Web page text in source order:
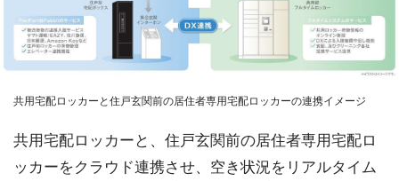
共用宅配ロッカーと住戸玄関前の居住者専用宅配ロッカーの連携イメージ
共用宅配ロッカーと、住戸玄関前の居住者専用宅配ロ
ッカーをクラウド連携させ、空き状況をリアルタイム